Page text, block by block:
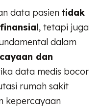
data pasientidak
, tetapi juga
dalam
dan
data medis bocor
rumah sakit
kepercayaan